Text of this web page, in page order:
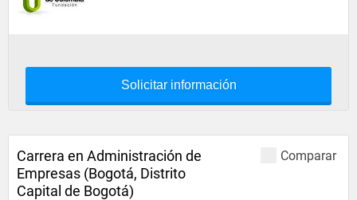
Solicitar información
Comparar
Carrera en Administración de
Empresas (Bogotá, Distrito
Capital de Bogotá)